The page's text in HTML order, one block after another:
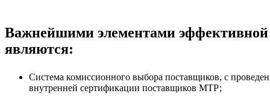
Важнейшими элементами
являются:
Система комиссионного выбора поставщиков, с
внутренней сертификации поставщиков МТР;